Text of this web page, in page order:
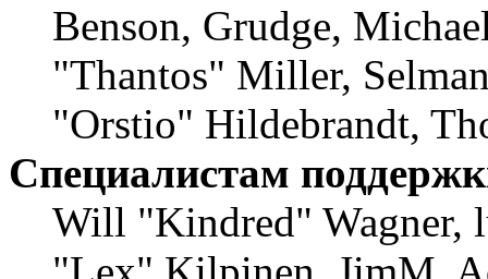
Benson, Grudge,
"Thantos" Miller,
"Orstio" Hildebrandt,
Специалистам
Will "Kindred" Wagner,